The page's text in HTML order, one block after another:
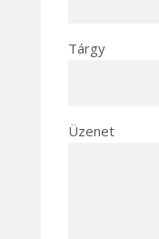
Tárgy
Üzenet